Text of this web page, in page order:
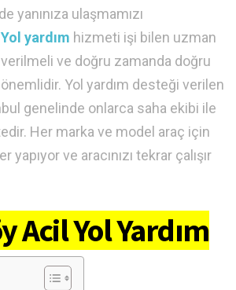
yanınıza ulaşmamızı
Yol yardım hizmeti işi bilen uzman
ve doğru zamanda doğru
Yol yardım desteği verilen
genelinde onlarca saha ekibi ile
Her marka ve model araç için
yapıyor ve aracınızı tekrar çalışır
Acil Yol Yardım